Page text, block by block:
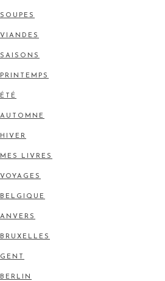
SOUPES
VIANDES
SAISONS
PRINTEMPS
ÉTÉ
AUTOMNE
HIVER
MES LIVRES
VOYAGES
BELGIQUE
ANVERS
BRUXELLES
GENT
BERLIN